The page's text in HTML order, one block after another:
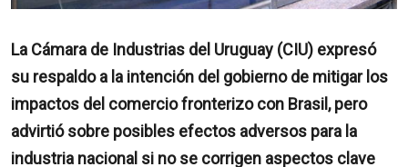
La Cámara de Industrias del Uruguay (CIU) expresó
su respaldo a la intención del gobierno de mitigar los
impactos del comercio fronterizo con Brasil, pero
advirtió sobre posibles efectos adversos para la
industria nacional si no se corrigen aspectos clave